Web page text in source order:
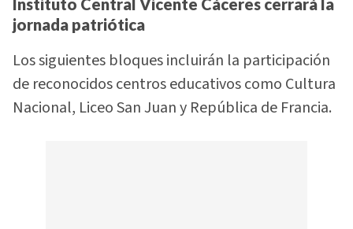
Instituto Central Vicente Cáceres cerrará la
jornada patriótica
Los siguientes bloques incluirán la participación
de reconocidos centros educativos como Cultura
Nacional, Liceo San Juan y República de Francia.